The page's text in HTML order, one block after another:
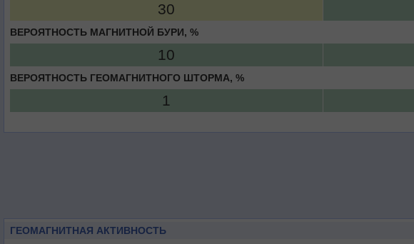
30
ВЕРОЯТНОСТЬ МАГНИТНОЙ БУРИ, %
10
ВЕРОЯТНОСТЬ ГЕОМАГНИТНОГО ШТОРМА, %
1
ГЕОМАГНИТНАЯ АКТИВНОСТЬ